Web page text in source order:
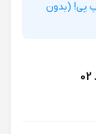
پی! (بدون